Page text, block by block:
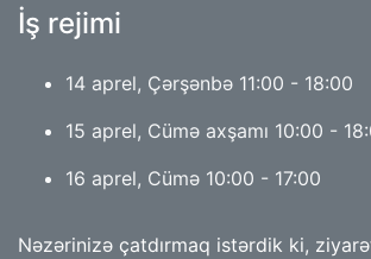
İş rejimi
14 aprel, Çərşənbə 11:00 - 18:00
15 aprel, Cümə axşamı 10:00 -
16 aprel, Cümə 10:00 - 17:00
Nəzərinizə çatdırmaq istərdik ki,